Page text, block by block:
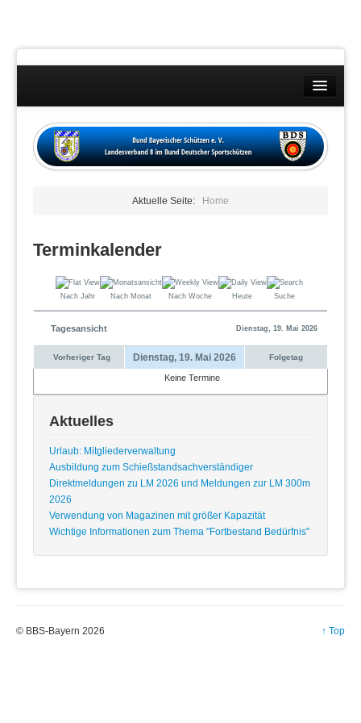
Wettkämpfe
Datenschutzübersicht
Aktuelle Seite: Home
Terminkalender
Nach Jahr Nach Monat Nach Woche Heute Suche
Tagesansicht Dienstag, 19. Mai 2026
Vorheriger Tag Dienstag, 19. Mai 2026 Folgetag
Keine Termine
Aktuelles
Urlaub: Mitgliederverwaltung
Ausbildung zum Schießstandsachverständiger
Direktmeldungen zu LM 2026 und Meldungen zur LM 300m
2026
Verwendung von Magazinen mit größer Kapazität
Wichtige Informationen zum Thema "Fortbestand Bedürfnis"
↑ Top
© BBS-Bayern 2026